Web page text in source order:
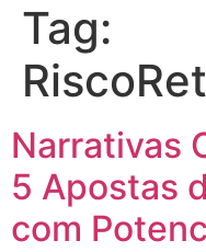
Tag:
Narrativas
5 Apostas
com